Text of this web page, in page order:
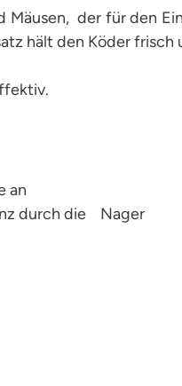
Mäusen, der für den
hält den Köder frisch
an
durch die Nager